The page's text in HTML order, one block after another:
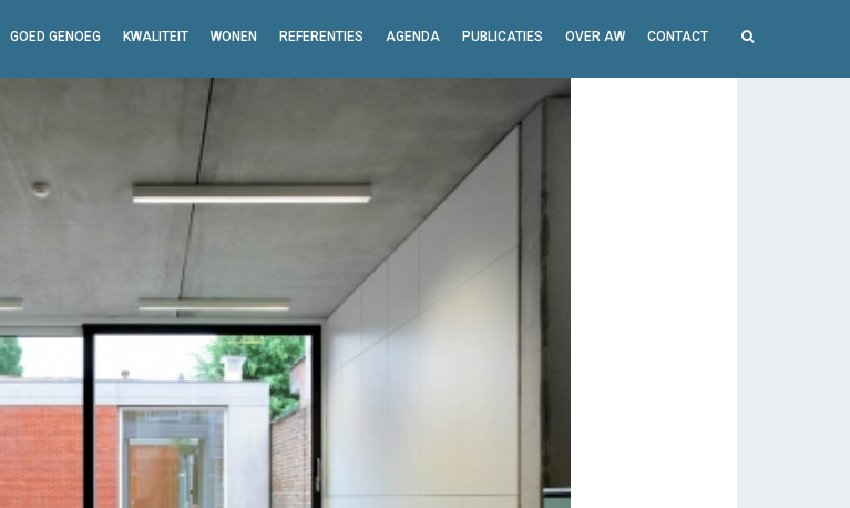
GOED GENOEG KWALITEIT WONEN REFERENTIES AGENDA PUBLICATIES OVER AW CONTACT